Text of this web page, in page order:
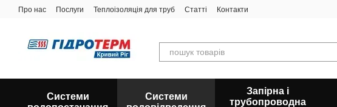
Перейти до основного контенту
Про нас Послуги Теплоізоляція для труб Статті Контакти
Системи
Системи
Запірна і
трубопроводна